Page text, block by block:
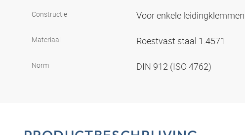
Constructie Voor enkele leidingklemmen
Materiaal Roestvast staal 1.4571
Norm DIN 912 (ISO 4762)